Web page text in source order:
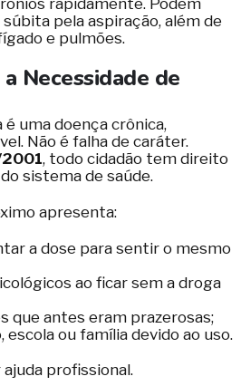
rapidamente. Podem
pela aspiração, além de
e pulmões.
Necessidade de
uma doença crônica,
Não é falha de caráter.
, todo cidadão tem direito
sistema de saúde.
apresenta:
a dose para sentir o mesmo
ao ficar sem a droga
que antes eram prazerosas;
ou família devido ao uso.
profissional.